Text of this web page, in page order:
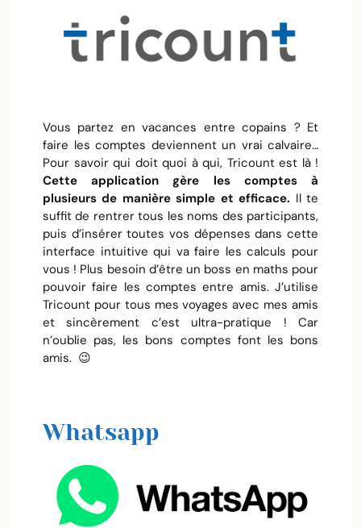
Vous partez en vacances entre copains ? Et
faire les comptes deviennent un vrai calvaire…
Pour savoir qui doit quoi à qui, Tricount est là !
Cette application gère les comptes à
plusieurs de manière simple et efficace. Il te
suffit de rentrer tous les noms des participants,
puis d’insérer toutes vos dépenses dans cette
interface intuitive qui va faire les calculs pour
vous ! Plus besoin d’être un boss en maths pour
pouvoir faire les comptes entre amis. J’utilise
Tricount pour tous mes voyages avec mes amis
et sincèrement c’est ultra-pratique ! Car
n’oublie pas, les bons comptes font les bons
amis. 😉
Whatsapp